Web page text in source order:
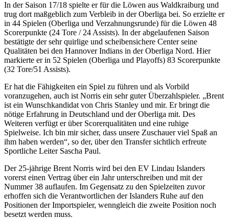
In der Saison 17/18 spielte er für die Löwen aus Waldkraiburg und
trug dort maßgeblich zum Verbleib in der Oberliga bei. So erzielte er
in 44 Spielen (Oberliga und Verzahnungsrunde) für die Löwen 48
Scorerpunkte (24 Tore / 24 Assists). In der abgelaufenen Saison
bestätigte der sehr quirlige und scheibensichere Center seine
Qualitäten bei den Hannover Indians in der Oberliga Nord. Hier
markierte er in 52 Spielen (Oberliga und Playoffs) 83 Scorerpunkte
(32 Tore/51 Assists).
Er hat die Fähigkeiten ein Spiel zu führen und als Vorbild
voranzugehen, auch ist Norris ein sehr guter Überzahlspieler. „Brent
ist ein Wunschkandidat von Chris Stanley und mir. Er bringt die
nötige Erfahrung in Deutschland und der Oberliga mit. Des
Weiteren verfügt er über Scorerqualitäten und eine ruhige
Spielweise. Ich bin mir sicher, dass unsere Zuschauer viel Spaß an
ihm haben werden“, so der, über den Transfer sichtlich erfreute
Sportliche Leiter Sascha Paul.
Der 25-jährige Brent Norris wird bei den EV Lindau Islanders
vorerst einen Vertrag über ein Jahr unterschreiben und mit der
Nummer 38 auflaufen. Im Gegensatz zu den Spielzeiten zuvor
erhoffen sich die Verantwortlichen der Islanders Ruhe auf den
Positionen der Importspieler, wenngleich die zweite Position noch
besetzt werden muss.